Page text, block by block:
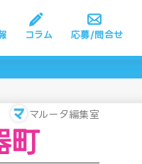
コラム 応募/問合せ
マルータ編集室
町